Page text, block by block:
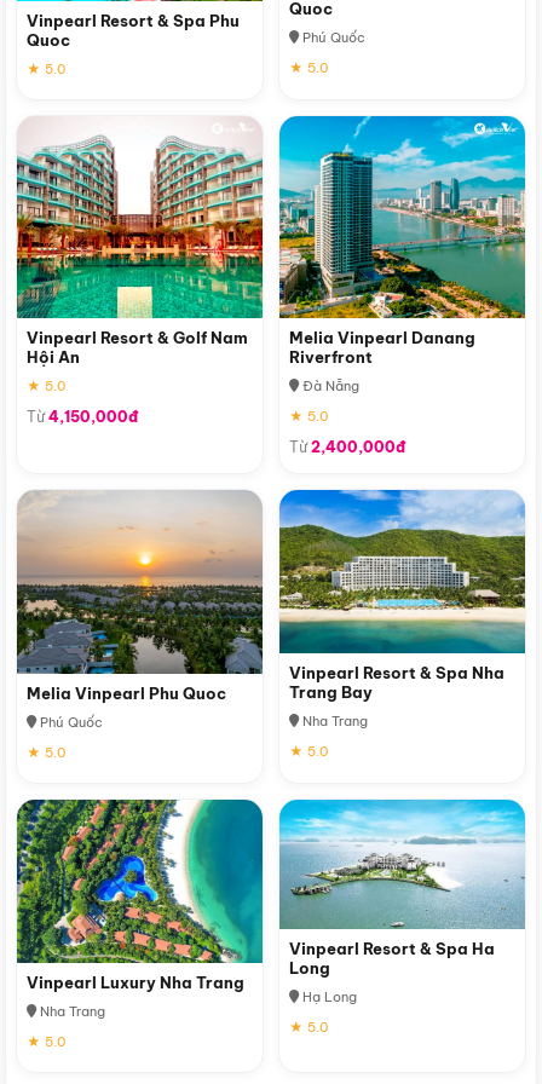
Vinpearl Resort & Spa Phu
Quoc
★ 5.0
Quoc
Phú Quốc
★ 5.0
Vinpearl Resort & Golf Nam
Hội An
★ 5.0
Từ4,150,000đ
Melia Vinpearl Danang
Riverfront
Đà Nẵng
★ 5.0
Từ2,400,000đ
Melia Vinpearl Phu Quoc
Phú Quốc
★ 5.0
Vinpearl Resort & Spa Nha
Trang Bay
Nha Trang
★ 5.0
Vinpearl Luxury Nha Trang
Nha Trang
★ 5.0
Vinpearl Resort & Spa Ha
Long
Hạ Long
★ 5.0